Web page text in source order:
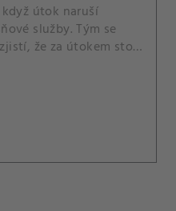
útok naruší
služby. Tým se
že za útokem stojí